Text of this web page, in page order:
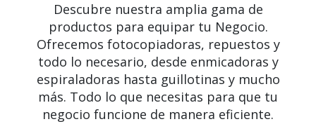
Descubre nuestra amplia gama de
productos para equipar tu Negocio.
Ofrecemos fotocopiadoras, repuestos y
todo lo necesario, desde enmicadoras y
espiraladoras hasta guillotinas y mucho
más. Todo lo que necesitas para que tu
negocio funcione de manera eficiente.